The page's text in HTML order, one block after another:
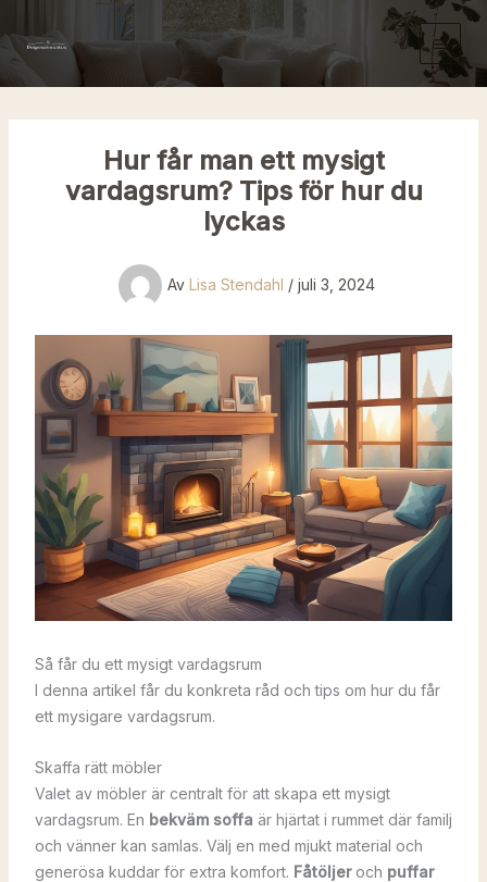
till
innehåll
Hur får man ett mysigt
vardagsrum? Tips för hur du
lyckas
Av Lisa Stendahl / juli 3, 2024
Så får du ett mysigt vardagsrum
I denna artikel får du konkreta råd och tips om hur du får
ett mysigare vardagsrum.
Skaffa rätt möbler
Valet av möbler är centralt för att skapa ett mysigt
vardagsrum. En bekväm soffa är hjärtat i rummet där familj
och vänner kan samlas. Välj en med mjukt material och
generösa kuddar för extra komfort. Fåtöljeroch puffar